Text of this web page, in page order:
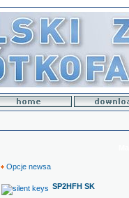
Opcje newsa
SP2HFH SK